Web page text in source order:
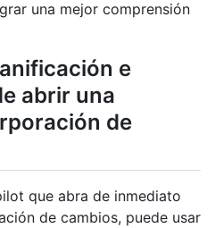
una mejor comprensión
e
abrir una
de
que abra de inmediato
de cambios, puede usar